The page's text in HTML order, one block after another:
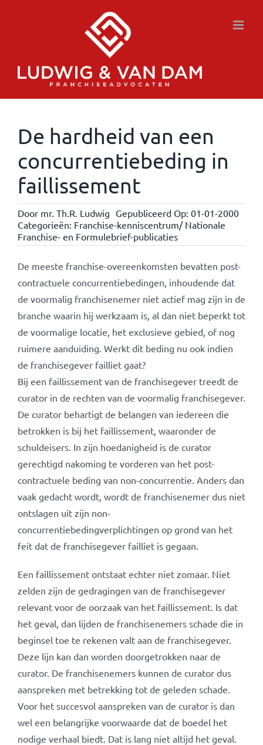
De hardheid van een
concurrentiebeding in
faillissement
Door mr. Th.R. Ludwig Gepubliceerd Op: 01-01-2000
Categorieën: Franchise-kenniscentrum/ Nationale
Franchise- en Formulebrief-publicaties
De meeste franchise-overeenkomsten bevatten post-
contractuele concurrentiebedingen, inhoudende dat
de voormalig franchisenemer niet actief mag zijn in de
branche waarin hij werkzaam is, al dan niet beperkt tot
de voormalige locatie, het exclusieve gebied, of nog
ruimere aanduiding. Werkt dit beding nu ook indien
de franchisegever failliet gaat?
Bij een faillissement van de franchisegever treedt de
curator in de rechten van de voormalig franchisegever.
De curator behartigt de belangen van iedereen die
betrokken is bij het faillissement, waaronder de
schuldeisers. In zijn hoedanigheid is de curator
gerechtigd nakoming te vorderen van het post-
contractuele beding van non-concurrentie. Anders dan
vaak gedacht wordt, wordt de franchisenemer dus niet
ontslagen uit zijn non-
concurrentiebedingverplichtingen op grond van het
feit dat de franchisegever failliet is gegaan.
Een faillissement ontstaat echter niet zomaar. Niet
zelden zijn de gedragingen van de franchisegever
relevant voor de oorzaak van het faillissement. Is dat
het geval, dan lijden de franchisenemers schade die in
beginsel toe te rekenen valt aan de franchisegever.
Deze lijn kan dan worden doorgetrokken naar de
curator. De franchisenemers kunnen de curator dus
aanspreken met betrekking tot de geleden schade.
Voor het succesvol aanspreken van de curator is dan
wel een belangrijke voorwaarde dat de boedel het
nodige verhaal biedt. Dat is lang niet altijd het geval.